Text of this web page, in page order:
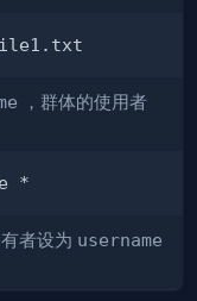
，群体的使用者
者设为 username